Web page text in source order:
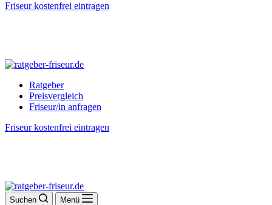
Friseur kostenfrei eintragen
Ratgeber
Preisvergleich
Friseur/in anfragen
Friseur kostenfrei eintragen
Suchen Menü